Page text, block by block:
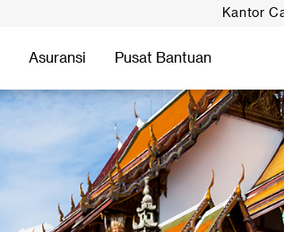
Kantor
Asuransi Pusat Bantuan